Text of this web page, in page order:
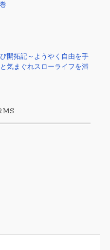
開拓記～ようやく自由を手
気まぐれスローライフを満